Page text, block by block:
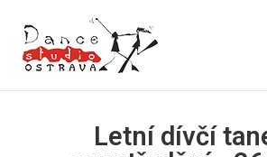
Letní dívčí